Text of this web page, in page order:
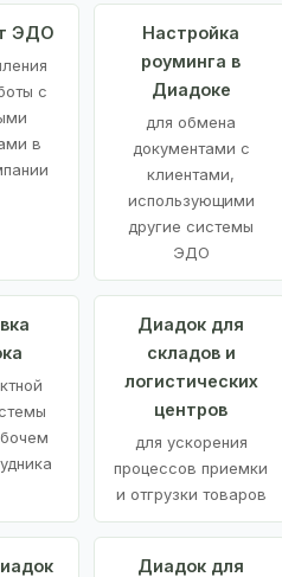
ЭДО
с
в
Настройка
роуминга в
Диадоке
для обмена
документами с
клиентами,
использующими
другие системы
ЭДО
Диадок для
складов и
логистических
центров
для ускорения
процессов приемки
и отгрузки товаров
Диадок для